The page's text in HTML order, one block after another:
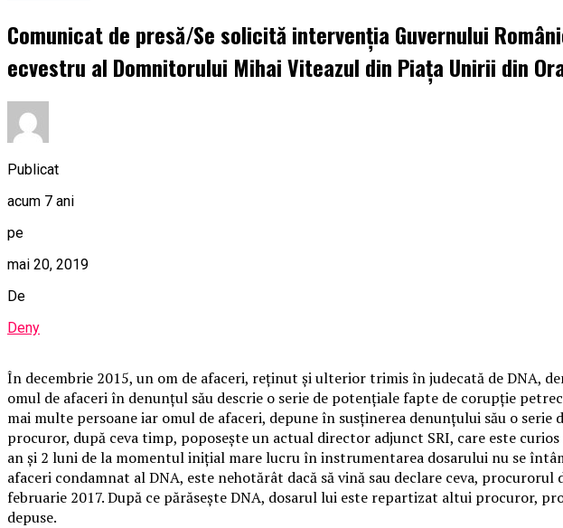
Comunicat de presă/Se solicită intervenția Guvernului
ecvestru al Domnitorului Mihai Viteazul din Piața Unirii din
Publicat
acum 7 ani
pe
mai 20, 2019
De
Deny
În decembrie 2015, un om de afaceri, reţinut şi ulterior trimis în judecată de DNA,
omul de afaceri în denunţul său descrie o serie de potenţiale fapte de corupţie
mai multe persoane iar omul de afaceri, depune în susţinerea denunţului său o
procuror, după ceva timp, poposeşte un actual director adjunct SRI, care este
an şi 2 luni de la momentul iniţial mare lucru în instrumentarea dosarului nu se
afaceri condamnat al DNA, este nehotărât dacă să vină sau declare ceva,
februarie 2017. După ce părăseşte DNA, dosarul lui este repartizat altui procuror,
depuse.